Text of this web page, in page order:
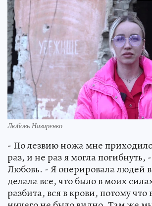
Любовь Назаренко
- По лезвию ножа мне
раз, и не раз я могла погибнуть,
Любовь. - Я оперировала людей
делала все, что было в моих
разбита, вся в крови, потому что